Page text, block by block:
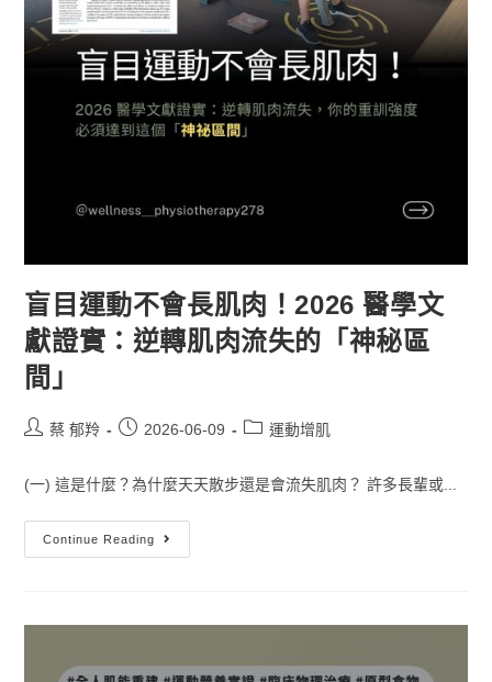
盲目運動不會長肌肉！2026 醫學文
獻證實：逆轉肌肉流失的「神秘區
間」
蔡 郁羚 2026-06-09 運動增肌
(一) 這是什麼？為什麼天天散步還是會流失肌肉？ 許多長輩或...
Continue Reading